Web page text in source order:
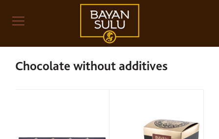
Chocolate without additives